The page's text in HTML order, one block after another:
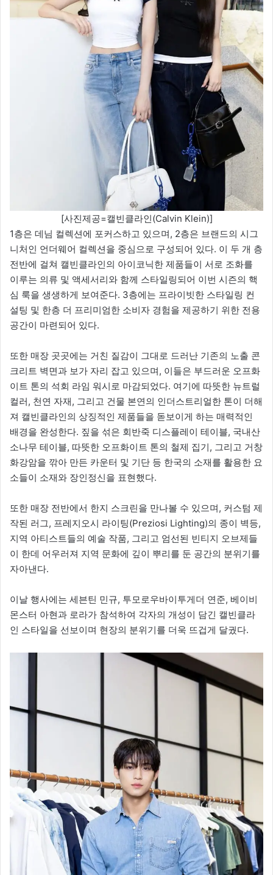
[사진제공=캘빈클라인(Calvin Klein)]
1층은 데님 컬렉션에 포커스하고 있으며, 2층은 브랜드의 시그
니처인 언더웨어 컬렉션을 중심으로 구성되어 있다. 이 두 개 층
전반에 걸쳐 캘빈클라인의 아이코닉한 제품들이 서로 조화를
이루는 의류 및 액세서리와 함께 스타일링되어 이번 시즌의 핵
심 룩을 생생하게 보여준다. 3층에는 프라이빗한 스타일링 컨
설팅 및 한층 더 프리미엄한 소비자 경험을 제공하기 위한 전용
공간이 마련되어 있다.
또한 매장 곳곳에는 거친 질감이 그대로 드러난 기존의 노출 콘
크리트 벽면과 보가 자리 잡고 있으며, 이들은 부드러운 오프화
이트 톤의 석회 라임 워시로 마감되었다. 여기에 따뜻한 뉴트럴
컬러, 천연 자재, 그리고 건물 본연의 인더스트리얼한 톤이 더해
져 캘빈클라인의 상징적인 제품들을 돋보이게 하는 매력적인
배경을 완성한다. 짚을 섞은 회반죽 디스플레이 테이블, 국내산
소나무 테이블, 따뜻한 오프화이트 톤의 철제 집기, 그리고 거창
화강암을 깎아 만든 카운터 및 기단 등 한국의 소재를 활용한 요
소들이 소재와 장인정신을 표현했다.
또한 매장 전반에서 한지 스크린을 만나볼 수 있으며, 커스텀 제
작된 러그, 프레지오시 라이팅(Preziosi Lighting)의 종이 벽등,
지역 아티스트들의 예술 작품, 그리고 엄선된 빈티지 오브제들
이 한데 어우러져 지역 문화에 깊이 뿌리를 둔 공간의 분위기를
자아낸다.
이날 행사에는 세븐틴 민규, 투모로우바이투게더 연준, 베이비
몬스터 아현과 로라가 참석하여 각자의 개성이 담긴 캘빈클라
인 스타일을 선보이며 현장의 분위기를 더욱 뜨겁게 달궜다.